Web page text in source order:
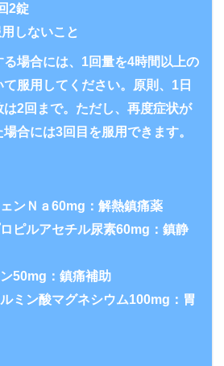
2錠
しないこと
る場合には、1回量を4時間以上の
て服用してください。原則、1日
は2回まで。ただし、再度症状が
場合には3回目 を服用できます。
ンＮａ60mg：解熱鎮痛薬
ピルアセチル尿素60mg：鎮静
50mg：鎮痛補助
ミン酸マグネシウム100mg：胃